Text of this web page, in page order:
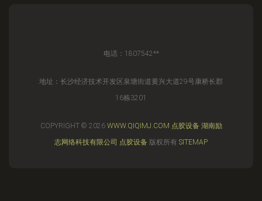
电话：1807542**
地址：长沙经济技术开发区泉塘街道黄兴大道29号康桥长郡
16栋3201
COPYRIGHT © 2026 WWW.QIQIMJ.COM 点胶设备 湖南励
志网络科技有限公司 点胶设备 版权所有 SITEMAP